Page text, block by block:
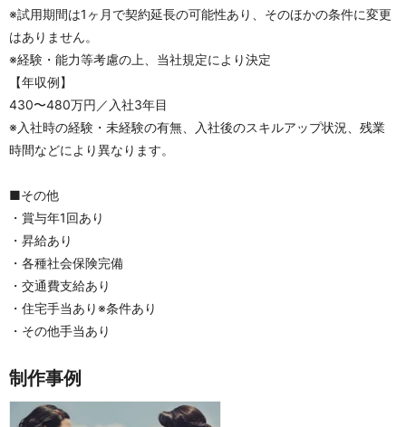
※試用期間は1ヶ月で契約延長の可能性あり、そのほかの条件に変更
はありません。
※経験・能力等考慮の上、当社規定により決定
【年収例】
430〜480万円／入社3年目
※入社時の経験・未経験の有無、入社後のスキルアップ状況、残業
時間などにより異なります。
■その他
・賞与年1回あり
・昇給あり
・各種社会保険完備
・交通費支給あり
・住宅手当あり※条件あり
・その他手当あり
制作事例